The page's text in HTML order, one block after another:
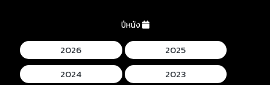
ปีหนัง
2026
2025
2024
2023